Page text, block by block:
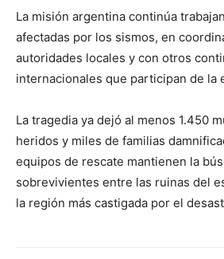
La misión argentina continúa
afectadas por los sismos, en
autoridades locales y con otros
internacionales que participan de la
La tragedia ya dejó al menos 1.450
heridos y miles de familias
equipos de rescate mantienen la
sobrevivientes entre las ruinas del
la región más castigada por el